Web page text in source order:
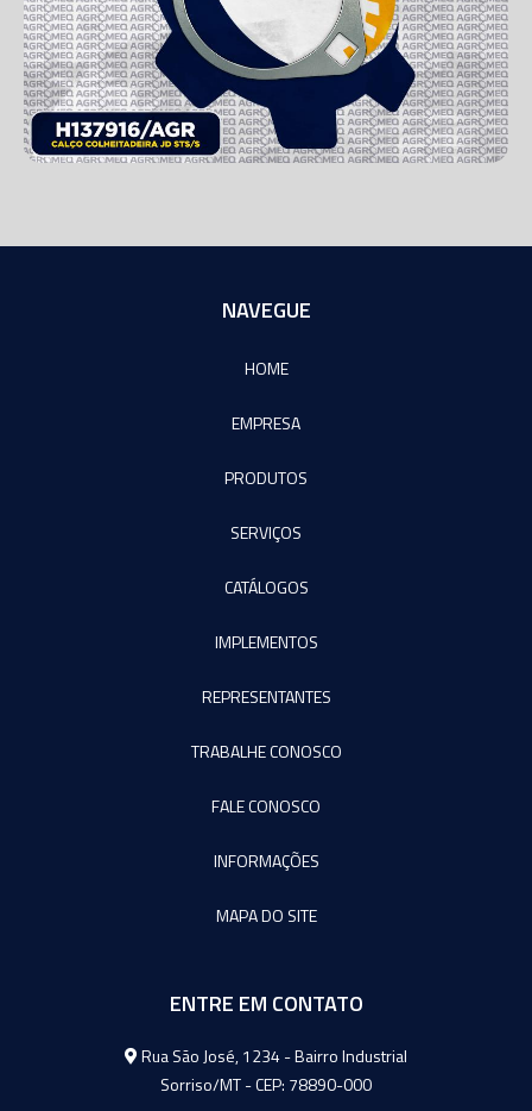
NAVEGUE
HOME
EMPRESA
PRODUTOS
SERVIÇOS
CATÁLOGOS
IMPLEMENTOS
REPRESENTANTES
TRABALHE CONOSCO
FALE CONOSCO
INFORMAÇÕES
MAPA DO SITE
ENTRE EM CONTATO
Agromeq
Rua São José, 1234 - Bairro Industrial
Sorriso/MT - CEP: 78890-000